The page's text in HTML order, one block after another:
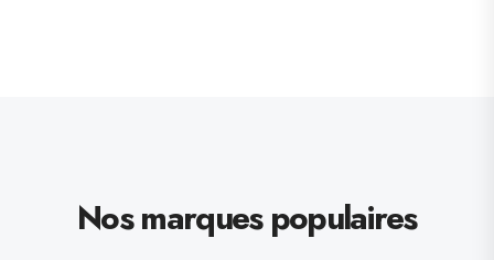
Nos marques populaires